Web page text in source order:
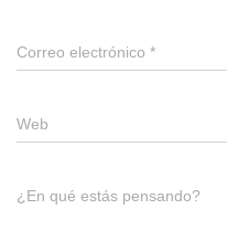
Correo electrónico *
Web
¿En qué estás pensando?